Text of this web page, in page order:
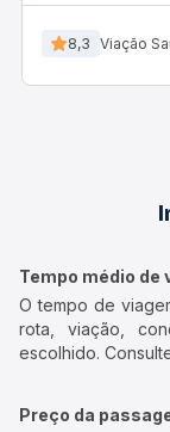
8,3 Viação
Tempo médio de
O tempo de
rota, viação,
escolhido.
Preço da